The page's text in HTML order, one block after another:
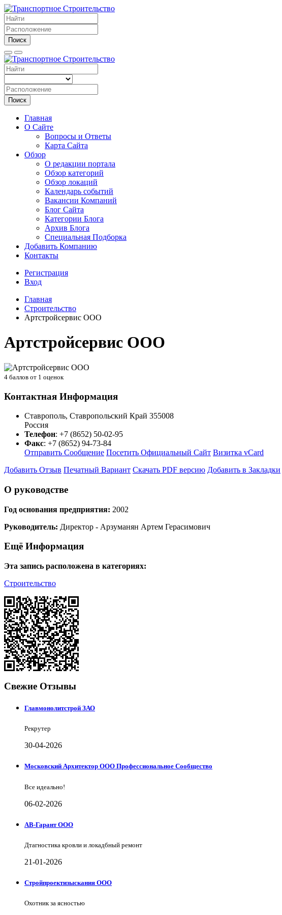
Поиск
Поиск
Главная
О Сайте
Вопросы и Ответы
Карта Сайта
Обзор
О редакции портала
Обзор категорий
Обзор локаций
Календарь событий
Вакансии Компаний
Блог Сайта
Категории Блога
Архив Блога
Специальная Подборка
Добавить Компанию
Контакты
Регистрация
Вход
Главная
Строительство
Артстройсервис ООО
Артстройсервис ООО
4 баллов от 1 оценок
Контактная Информация
Ставрополь, Ставропольский Край 355008
Россия
Телефон: +7 (8652) 50-02-95
Факс: +7 (8652) 94-73-84
Отправить Сообщение Посетить Официальный Сайт Визитка vCard
Добавить Отзыв Печатный Вариант Скачать PDF версию Добавить в Закладки
О руководстве
Год основания предприятия: 2002
Руководитель: Директор - Арзуманян Артем Герасимович
Ещё Информация
Эта запись расположена в категориях:
Строительство
Свежие Отзывы
Главмонолитстрой ЗАО
Рекрутер
30-04-2026
Московский Архитектор ООО Профессиональное Сообщество
Все идеально!
06-02-2026
АВ-Гарант ООО
Дтагностика кровли и локадбный ремонт
21-01-2026
Стройпроектизыскания ООО
Охотник за ясностью